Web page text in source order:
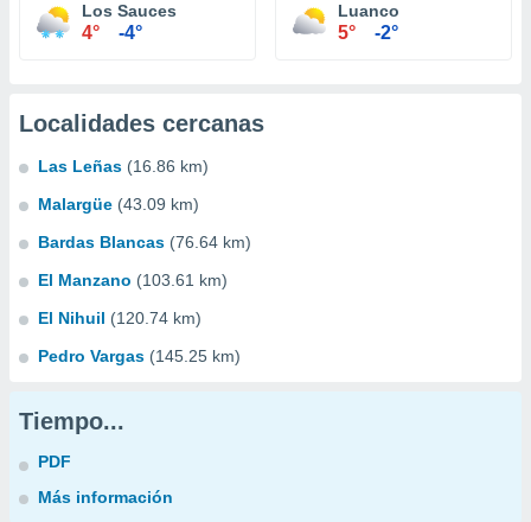
Los Sauces
4° -4°
Luanco
5° -2°
Localidades cercanas
Las Leñas (16.86 km)
Malargüe (43.09 km)
Bardas Blancas (76.64 km)
El Manzano (103.61 km)
El Nihuil (120.74 km)
Pedro Vargas (145.25 km)
Tiempo...
PDF
Más información